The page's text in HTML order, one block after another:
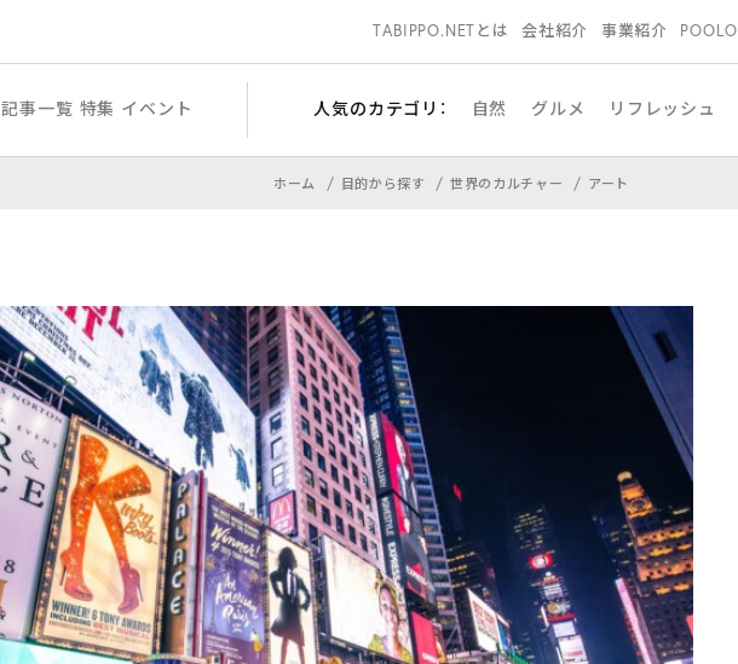
TABIPPO.NETとは 会社紹介 事業紹介 POOLO
記事一覧 特集 イベント 人気のカテゴリ： 自然 グルメ リフレッシュ
ホーム 目的から探す 世界のカルチャー アート